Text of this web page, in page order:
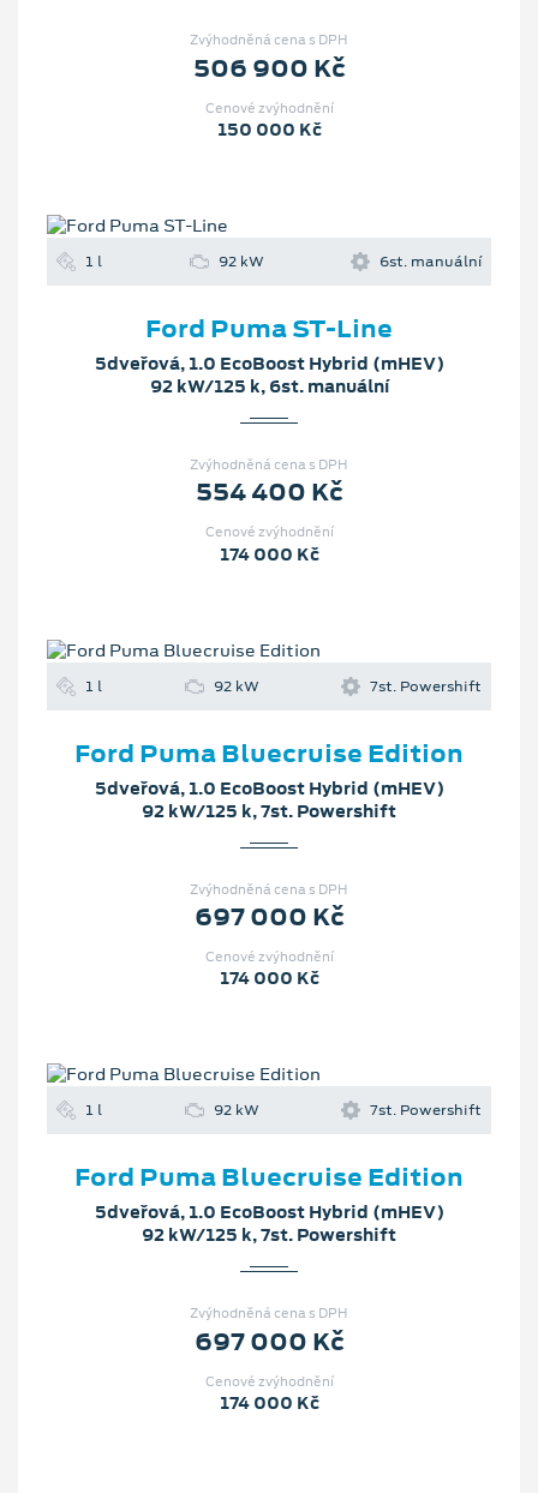
Zvýhodněná cena s DPH
506 900 Kč
Cenové zvýhodnění
150 000 Kč
1 l 92 kW 6st. manuální
Ford Puma ST-Line
5dveřová, 1.0 EcoBoost Hybrid (mHEV)
92 kW/125 k, 6st. manuální
Zvýhodněná cena s DPH
554 400 Kč
Cenové zvýhodnění
174 000 Kč
1 l 92 kW 7st. Powershift
Ford Puma Bluecruise Edition
5dveřová, 1.0 EcoBoost Hybrid (mHEV)
92 kW/125 k, 7st. Powershift
Zvýhodněná cena s DPH
697 000 Kč
Cenové zvýhodnění
174 000 Kč
1 l 92 kW 7st. Powershift
Ford Puma Bluecruise Edition
5dveřová, 1.0 EcoBoost Hybrid (mHEV)
92 kW/125 k, 7st. Powershift
Zvýhodněná cena s DPH
697 000 Kč
Cenové zvýhodnění
174 000 Kč